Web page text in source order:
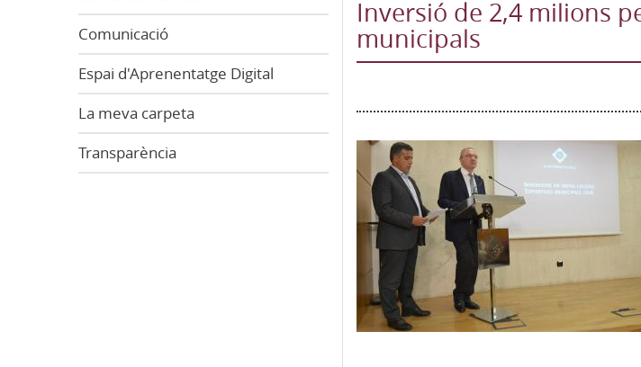
Comunicació
Espai d'Aprenentatge Digital
La meva carpeta
Transparència
Inversió de 2,4 milions
municipals